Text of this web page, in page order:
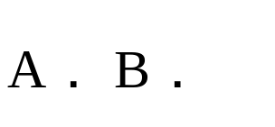
A． B．